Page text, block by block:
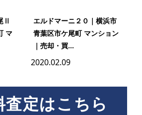
Ⅱ
マ
エルドマーニ２０｜横浜市
青葉区市ケ尾町 マンション
｜売却・買...
2020.02.09
査定はこちら